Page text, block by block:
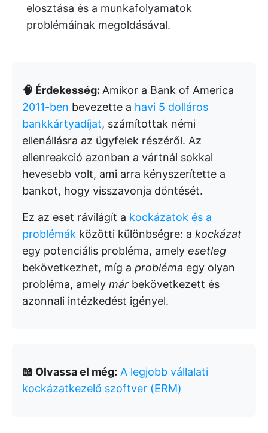
elosztása és a munkafolyamatok
problémáinak megoldásával.
🧠 Érdekesség: Amikor a Bank of America
2011-ben bevezette a havi 5 dolláros
bankkártyadíjat, számítottak némi
ellenállásra az ügyfelek részéről. Az
ellenreakció azonban a vártnál sokkal
hevesebb volt, ami arra kényszerítette a
bankot, hogy visszavonja döntését.
Ez az eset rávilágít a kockázatok és a
problémák közötti különbségre: a kockázat
egy potenciális probléma, amely esetleg
bekövetkezhet, míg a probléma egy olyan
probléma, amely már bekövetkezett és
azonnali intézkedést igényel.
📖 Olvassa el még: A legjobb vállalati
kockázatkezelő szoftver (ERM)